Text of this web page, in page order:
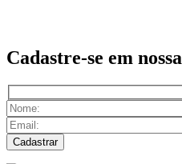
Cadastre-se em nossa